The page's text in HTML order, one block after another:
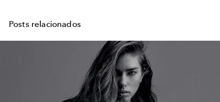
Posts relacionados